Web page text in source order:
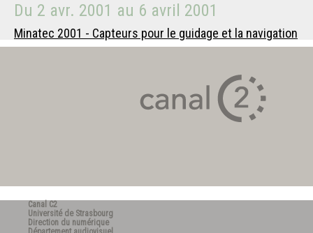
Du 2 avr. 2001 au 6 avril 2001
Minatec 2001 - Capteurs pour le guidage et la navigation
Canal C2
Université de Strasbourg
Direction du numérique